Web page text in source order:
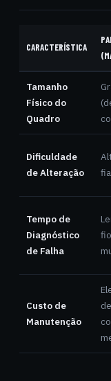
CARACTERÍSTICA
Tamanho
Físico do
Quadro
Dificuldade
de Alteração
Tempo de
Diagnóstico
de Falha
Custo de
Manutenção